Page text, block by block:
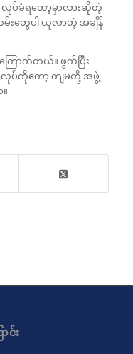
လုပ်ခံရတော့မှာလားဆိုတဲ့
းတွေပါ ယူလာတဲ့ အချိန်
ြောက်တယ်။ ဖွက်ပြီး
ပ်ကိုတော့ ကျမတို့ အဖွဲ့
င်း